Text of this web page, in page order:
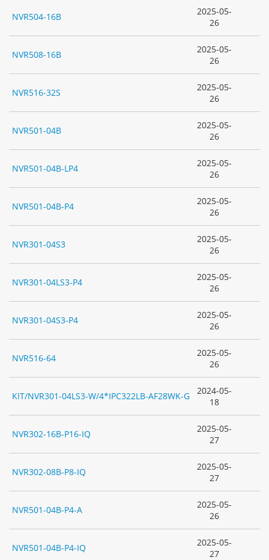
NVR504-16B
2025-05-
26
NVR508-16B
2025-05-
26
NVR516-32S
2025-05-
26
NVR501-04B
2025-05-
26
NVR501-04B-LP4
2025-05-
26
NVR501-04B-P4
2025-05-
26
NVR301-04S3
2025-05-
26
NVR301-04LS3-P4
2025-05-
26
NVR301-04S3-P4
2025-05-
26
NVR516-64
2025-05-
26
KIT/NVR301-04LS3-W/4*IPC322LB-AF28WK-G
2024-05-
18
NVR302-16B-P16-IQ
2025-05-
27
NVR302-08B-P8-IQ
2025-05-
27
NVR501-04B-P4-A
2025-05-
26
NVR501-04B-P4-IQ
2025-05-
27